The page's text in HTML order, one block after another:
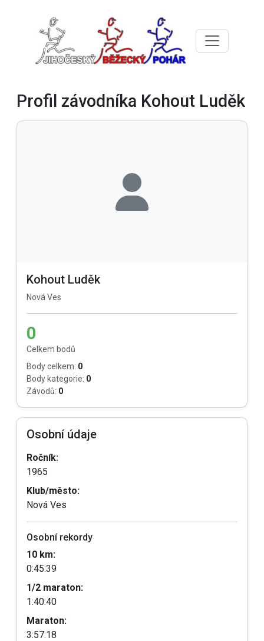
Profil závodníka Kohout Luděk
Kohout Luděk
Nová Ves
0
Celkem bodů
Body celkem: 0
Body kategorie: 0
Závodů: 0
Osobní údaje
Ročník:
1965
Klub/město:
Nová Ves
Osobní rekordy
10 km:
0:45:39
1/2 maraton:
1:40:40
Maraton:
3:57:18